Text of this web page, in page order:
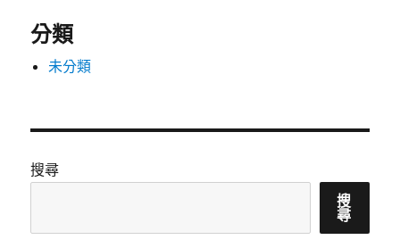
分類
未分類
搜尋
搜
尋